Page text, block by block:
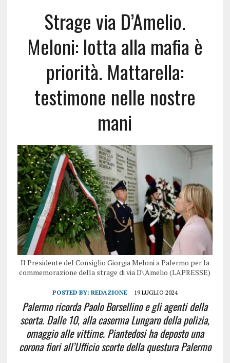
Strage via D’Amelio.
Meloni: lotta alla mafia è
priorità. Mattarella:
testimone nelle nostre
mani
Il Presidente del Consiglio Giorgia Meloni a Palermo per la
commemorazione della strage di via D\'Amelio (LAPRESSE)
POSTED BY: REDAZIONE 19 LUGLIO 2024
Palermo ricorda Paolo Borsellino e gli agenti della
scorta. Dalle 10, alla caserma Lungaro della polizia,
omaggio alle vittime. Piantedosi ha deposto una
corona fiori all’Ufficio scorte della questura Palermo